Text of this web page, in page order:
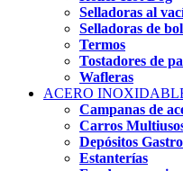
Selladoras al
Selladoras de
Termos
Tostadores de
Wafleras
ACERO
Campanas de
Carros
Depósitos
Estanterías